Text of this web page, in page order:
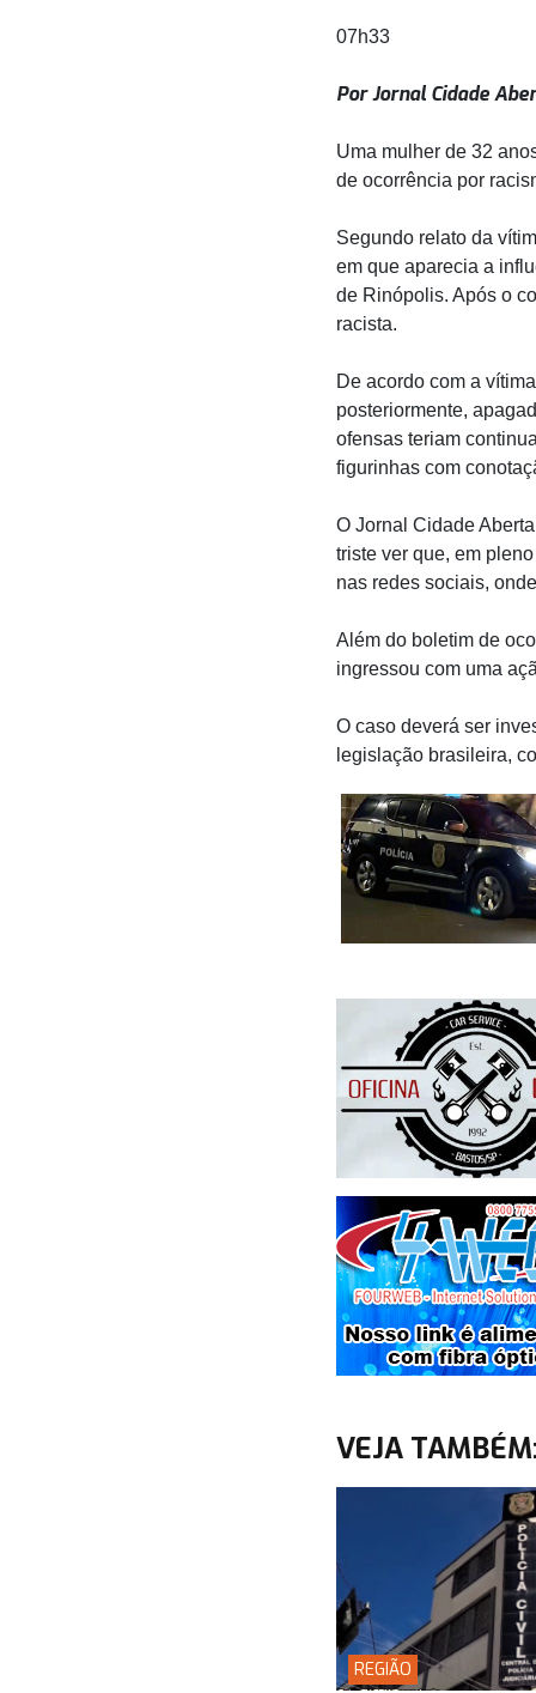
07h33
Por Jornal Cidade
Uma mulher de 32
de ocorrência por
Segundo relato da
em que aparecia a
de Rinópolis. Após o
racista.
De acordo com a
posteriormente,
ofensas teriam
figurinhas com
O Jornal Cidade
triste ver que, em
nas redes sociais,
Além do boletim de
ingressou com uma
O caso deverá ser
legislação brasileira,
VEJA
REGIÃO